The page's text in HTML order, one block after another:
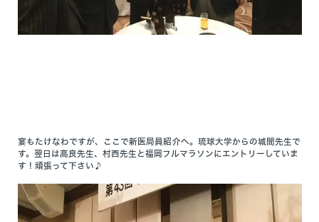
宴もたけなわですが、ここで新医局員紹介へ。琉球大学からの城間先生で
す。翌日は高良先生、村西先生と福岡フルマラソンにエントリーしていま
す！頑張って下さい♪